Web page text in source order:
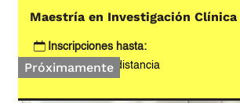
Próximamente
Maestría en Investigación Clínica
Inscripciones hasta:
Modalidad: A distancia